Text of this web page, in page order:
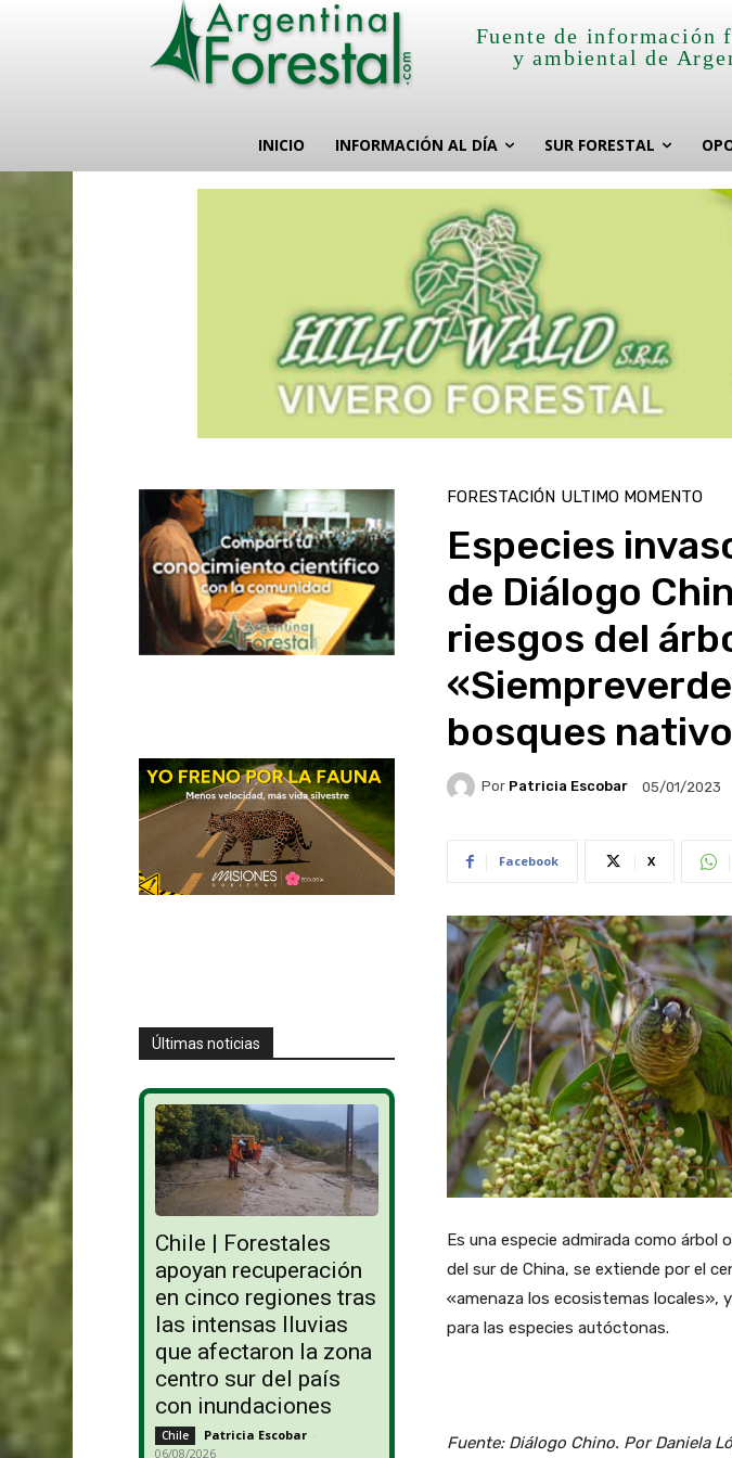
Fuente de información
y ambiental de
INICIO INFORMACIÓN AL DÍA SUR FORESTAL
Últimas noticias
Chile | Forestales
apoyan recuperación
en cinco regiones tras
las intensas lluvias
que afectaron la zona
centro sur del país
con inundaciones
Chile Patricia Escobar -
06/08/2026
FORESTACIÓN ULTIMO MOMENTO
Especies
de Diálogo
riesgos del
bosques
Por Patricia Escobar 05/01/2023
Facebook X
Es una especie admirada como árbol
del sur de China, se extiende por el
«amenaza los ecosistemas locales»,
para las especies autóctonas.
Fuente: Diálogo Chino. Por Daniela